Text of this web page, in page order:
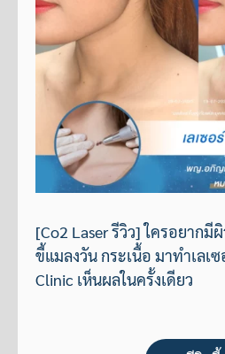
[Co2 Laser รีวิว] ใครอยากมี
ขี้แมลงวัน กระเนื้อ มาทำเลเ
Clinic เห็นผลในครั้งเดียว